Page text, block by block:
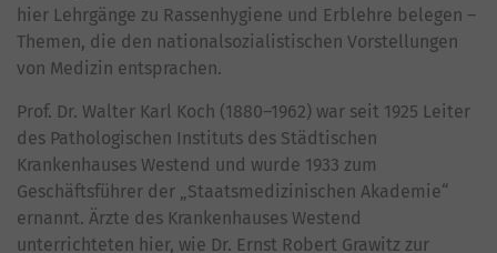
hier Lehrgänge zu Rassenhygiene und Erblehre belegen –
Themen, die den nationalsozialistischen Vorstellungen
von Medizin entsprachen.
Prof. Dr. Walter Karl Koch (1880–1962) war seit 1925 Leiter
des Pathologischen Instituts des Städtischen
Krankenhauses Westend und wurde 1933 zum
Geschäftsführer der „Staatsmedizinischen Akademie“
ernannt. Ärzte des Krankenhauses Westend
unterrichteten hier, wie Dr. Ernst Robert Grawitz zur